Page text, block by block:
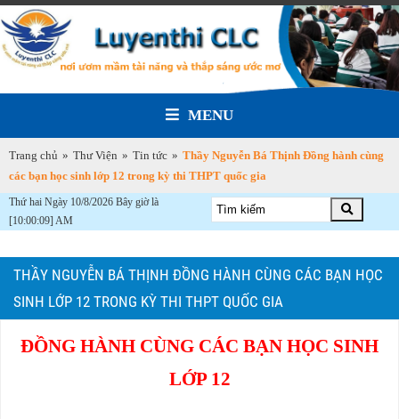
MENU
Trang chủ » Thư Viện » Tin tức » Thầy Nguyễn Bá Thịnh Đồng hành cùng
các bạn học sinh lớp 12 trong kỳ thi THPT quốc gia
Thứ hai Ngày 10/8/2026 Bây giờ là
[10:00:09] AM
THẦY NGUYỄN BÁ THỊNH ĐỒNG HÀNH CÙNG CÁC BẠN HỌC
SINH LỚP 12 TRONG KỲ THI THPT QUỐC GIA
ĐỒNG HÀNH CÙNG CÁC BẠN HỌC SINH
LỚP 12